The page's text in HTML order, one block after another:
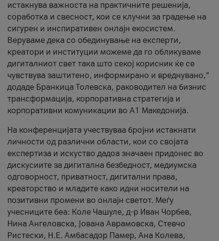
истакнува важноста на практичните решенија,
соработка и свесност, кои се клучни за градење на
сигурен и инспиративен онлајн екосистем.
Веруваме дека со обединување на експерти,
креатори и институции можеме да го обликуваме
дигиталниот свет така што секој корисник ќе се
чувствува заштитено, информирано и вреднувано,“
додаде Бранкица Толевска, раководител на бизнис
трансформација, корпоративна стратегија и
корпоративни комуникации во А1 Македонија.
На конференцијата учествуваа бројни истакнати
личности од различни области, кои со својата
експертиза и искуство дадоа значаен придонес во
дискусиите за дигитална безбедност, медиумска
одговорност, приватност, дигитални права,
креаторство и младите како идни носители на
позитивни промени во онлајн светот. Меѓу
учесниците беа: Коле Чашуле, д-р Иван Чорбев,
Нина Ангеловска, Јована Аврамовска, Стевчо
Ристески, Н.Е. Амбасадор Памер, Ана Колева,